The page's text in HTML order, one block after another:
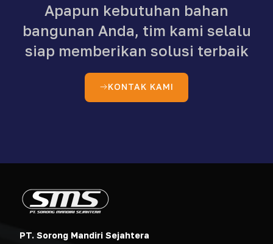
Apapun kebutuhan bahan
bangunan Anda, tim kami selalu
siap memberikan solusi terbaik
KONTAK KAMI
PT. Sorong Mandiri Sejahtera